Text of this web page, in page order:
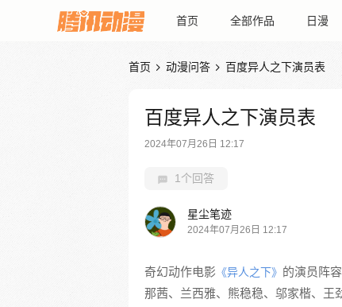
首页 全部作品 日漫
首页  动漫问答  百度异人之下演员表
百度异人之下演员表
2024年07月26日 12:17
1个回答
星尘笔迹
2024年07月26日 12:17
奇幻动作电影 《异人之下》 的演员阵
那茜、兰西雅、熊稳稳、邬家楷、王